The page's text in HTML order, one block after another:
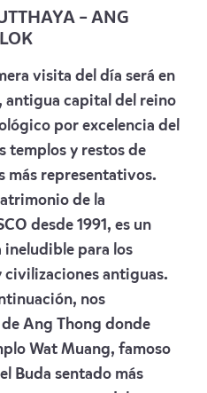
– ANG
visita del día será en
antigua capital del reino
por excelencia del
templos y restos de
representativos.
de la
desde 1991, es un
ineludible para los
civilizaciones antiguas.
nos
Ang Thong donde
Wat Muang, famoso
Buda sentado más